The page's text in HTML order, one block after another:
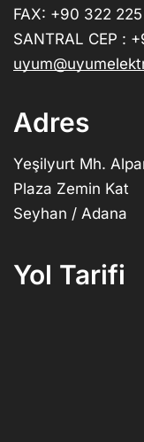
FAX: +90 322
SANTRAL CEP :
Adres
Yeşilyurt Mh.
Plaza Zemin Kat
Seyhan / Adana
Yol Tarifi